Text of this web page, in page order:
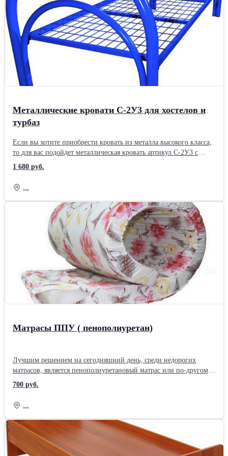
работаем только с оптовыми покупателями. Купить
металлические кровати можно только оптом - минимум от 10
кроватей. Розницы нет. Организуем доставку в любой город
России и в Казахстан. 8-926-847-38-08, 8-968-542-50-64
Екатерина, Компания " Металлические Кровати"
Металлические кровати С-2У3 для хостелов и
турбаз
Если вы хотите приобрести кровать из металла высокого класса,
то для вас подойдет металлическая кровать артикул С-2У3 с
двойной ножкой, 2-мя усилениями на спальном месте от
компании-производителя " Металлические кровати". Данная
модель кровати отличается от других моделей повышенной
износоустойчивостью, особой прочностью благодаря трубе 51 мм
в диаметре, которая используется для изготовления спинок
кроватей. Покраска кроватей - порошковая, цвет - на выбор
клиента: серый, белый, черный, синий, коричневый. Для
изготовления ложа кровати используется сварная сетка с ячейкой
100*100 мм, 100*50 мм, 50*50 мм. Купить кровати можно
только оптом, минимальная партия - 10 штук. Вдобавок к
кроватям, предлагаем купить постельные принадлежности –
одеяла, матрацы, подушки. Организуем доставку в любой город
России, в Казахстан и в Белоруссию.
1 680 руб.
...
Матрасы ППУ ( пенополиуретан)
Лучшим решением на сегодняшний день, среди недорогих
матрасов, является пенополиуретановый матрас или по-другому
матрас ППУ от компании производителя " Металлические
кровати". Пенополиуретановые матрасы обладают целым рядом
положительных качеств и являются дешевым аналогом
ортопедических матрасов. Современный матрас ППУ отличается
практичностью, функциональностью и долговечностью. ППУ
долгое время не слеживается, не крошится и не проминается —
эти качества дают возможность производителям гарантировать
значительную продолжительность службы пенополиуретановых
700 руб.
...